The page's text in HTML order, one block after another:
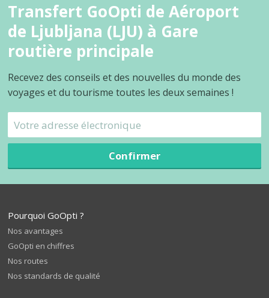
Transfert GoOpti de Aéroport
de Ljubljana (LJU) à Gare
routière principale
Recevez des conseils et des nouvelles du monde des
voyages et du tourisme toutes les deux semaines !
Confirmer
Pourquoi GoOpti ?
Nos avantages
GoOpti en chiffres
Nos routes
Nos standards de qualité